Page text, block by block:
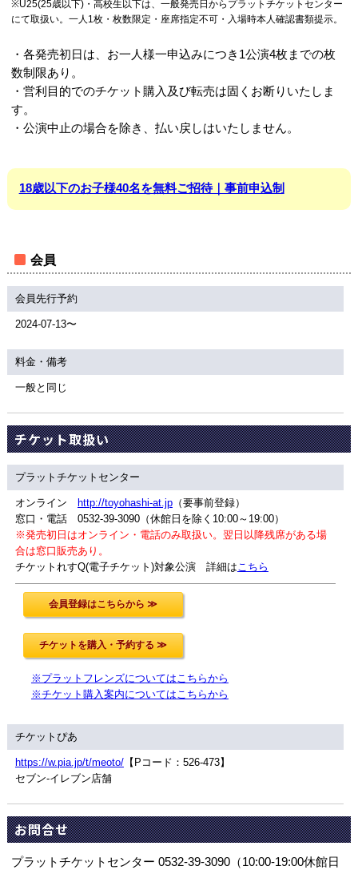
※U25(25歳以下)・高校生以下は、一般発売日からプラットチケットセンター
にて取扱い。一人1枚・枚数限定・座席指定不可・入場時本人確認書類提示。
・各発売初日は、お一人様一申込みにつき1公演4枚までの枚
数制限あり。
・営利目的でのチケット購入及び転売は固くお断りいたしま
す。
・公演中止の場合を除き、払い戻しはいたしません。
18歳以下のお子様40名を無料ご招待｜事前申込制
会員
会員先行予約
2024-07-13〜
料金・備考
一般と同じ
チケット取扱い
プラットチケットセンター
オンライン http://toyohashi-at.jp（要事前登録）
窓口・電話 0532-39-3090（休館日を除く10:00～19:00）
※発売初日はオンライン・電話のみ取扱い。翌日以降残席がある場
合は窓口販売あり。
チケットれすQ(電子チケット)対象公演 詳細は こちら
※プラットフレンズについてはこちらから
※チケット購入案内についてはこちらから
チケットぴあ
https://w.pia.jp/t/meoto/【Pコード：526-473】
セブン-イレブン店舗
お問合せ
プラットチケットセンター 0532-39-3090（10:00-19:00休館日